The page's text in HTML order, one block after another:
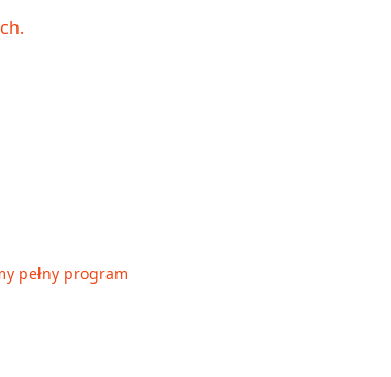
pełny program